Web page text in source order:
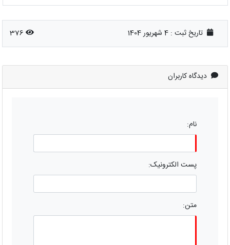
تاریخ ثبت : 4 شهریور 1404 376
دیدگاه کاربران
نام:
پست الکترونیک:
متن: